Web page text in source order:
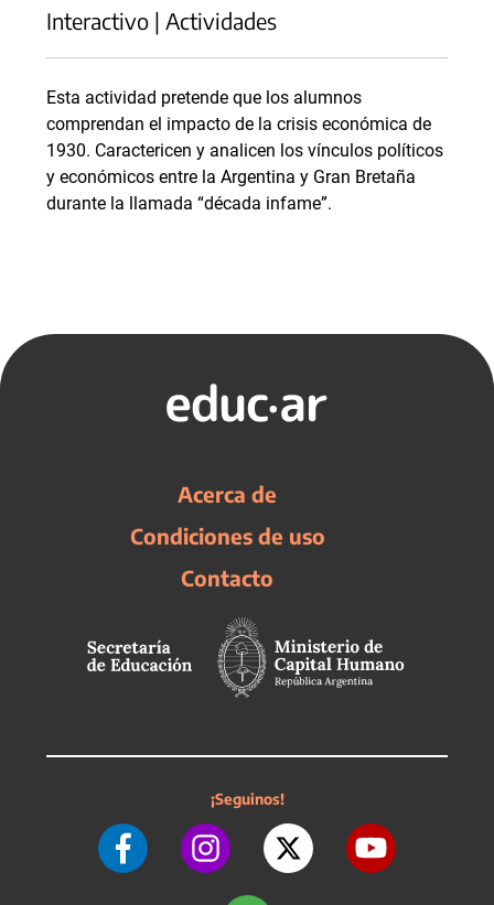
Interactivo | Actividades
Esta actividad pretende que los alumnos
comprendan el impacto de la crisis económica de
1930. Caractericen y analicen los vínculos políticos
y económicos entre la Argentina y Gran Bretaña
durante la llamada “década infame”.
Acerca de
Condiciones de uso
Contacto
¡Seguinos!